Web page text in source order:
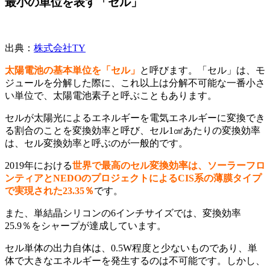
出典： 株式会社TY
太陽電池の基本単位を「セル」 と呼びます。
「セル」は、モ
ジュールを分解した際に、これ以上は分解不可能な一番小さ
い単位で、太陽電池素子と呼ぶこともあります。
セルが太陽光によるエネルギーを電気エネルギーに変換でき
る割合のことを変換効率と呼び、セル1㎠あたりの変換効率
は、セル変換効率と呼ぶのが一般的です。
2019年における世界で最高のセル変換効率は、ソーラーフロ
ンティアとNEDOのプロジェクトによるCIS系の薄膜タイプ
で実現された23.35％です。
また、単結晶シリコンの6インチサイズでは、変換効率
25.9％をシャープが達成しています。
セル単体の出力自体は、0.5W程度と少ないものであり、単
体で大きなエネルギーを発生するのは不可能です。
しかし、